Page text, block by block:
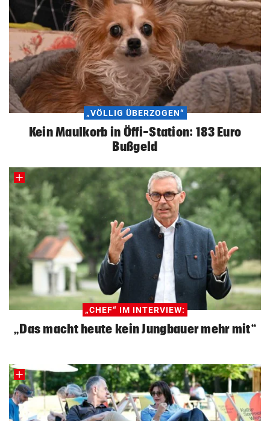
„VÖLLIG ÜBERZOGEN“
Kein Maulkorb in Öffi-Station: 183 Euro
Bußgeld
„CHEF“ IM INTERVIEW:
„Das macht heute kein Jungbauer mehr mit“